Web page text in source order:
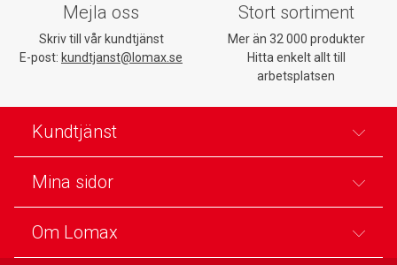
Mejla oss
Skriv till vår kundtjänst
E-post: kundtjanst@lomax.se
Stort sortiment
Mer än 32 000 produkter
Hitta enkelt allt till
arbetsplatsen
Kundtjänst
Mina sidor
Om Lomax